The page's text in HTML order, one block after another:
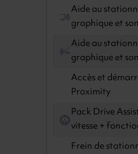
Aide au
graphique et
Aide au
graphique et
Accès et
Proximity
Pack Drive
vitesse +
Frein de